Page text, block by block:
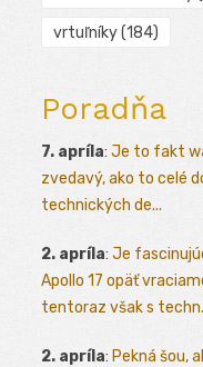
vrtuľníky(184)
Poradňa
7. apríla: Je to fakt
zvedavý, ako to celé
technických de...
2. apríla: Je
Apollo 17 opäť
tentoraz však s
2. apríla: Pekná šou,